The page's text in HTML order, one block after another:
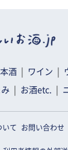
酒 ワイン
お酒etc.
いて お問い合わせ